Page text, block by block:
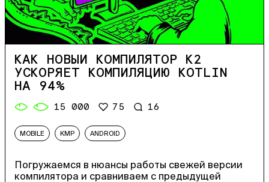
КАК НОВЫЙ КОМПИЛЯТОР K2
УСКОРЯЕТ КОМПИЛЯЦИЮ KOTLIN
НА 94%
15 000 75 16
MOBILE KMP ANDROID
Погружаемся в нюансы работы свежей версии
компилятора и сравниваем с предыдущей